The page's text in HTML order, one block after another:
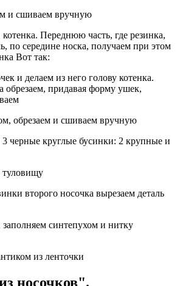
и сшиваем вручную
Переднюю часть, где резинка,
по середине носка, получаем при этом
Вот так:
и делаем из него голову котенка.
обрезаем, придавая форму ушек,
обрезаем и сшиваем вручную
черные круглые бусинки: 2 крупные и
второго носочка вырезаем деталь
синтепухом и нитку
из ленточки
носочков".